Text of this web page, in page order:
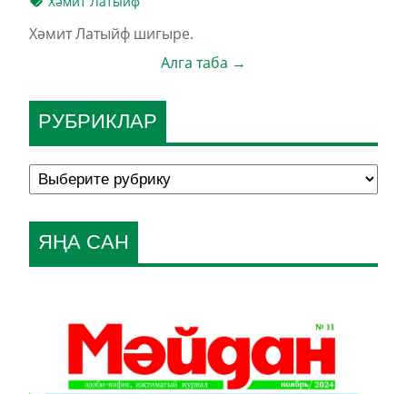
Хәмит Латыйф шигыре.
Алга таба →
РУБРИКЛАР
ЯҢА САН